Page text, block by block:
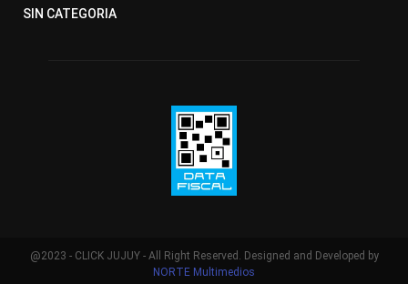
SIN CATEGORIA
@2023 - CLICK JUJUY - All Right Reserved. Designed and Developed by
NORTE Multimedios